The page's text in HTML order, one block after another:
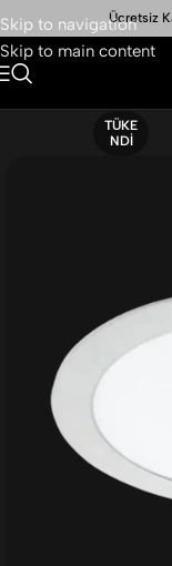
Skip to navigation
Skip to main content
Ücretsiz
TÜKE
NDI